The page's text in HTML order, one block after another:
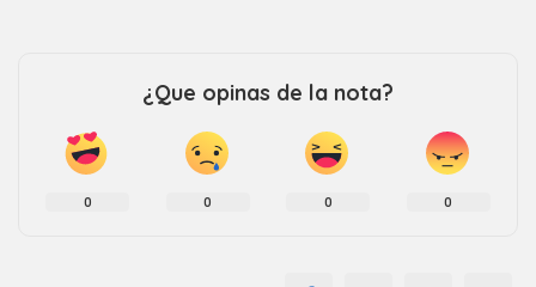
¿Que opinas de la nota?
0 0 0 0